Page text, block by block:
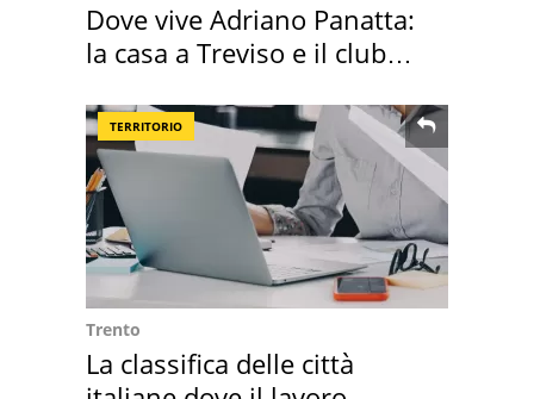
Dove vive Adriano Panatta:
la casa a Treviso e il club
TERRITORIO
Trento
La classifica delle città